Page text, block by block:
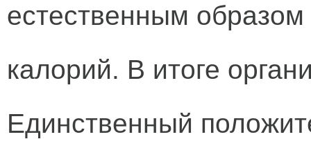
естественным
калорий. В итоге
Единственный